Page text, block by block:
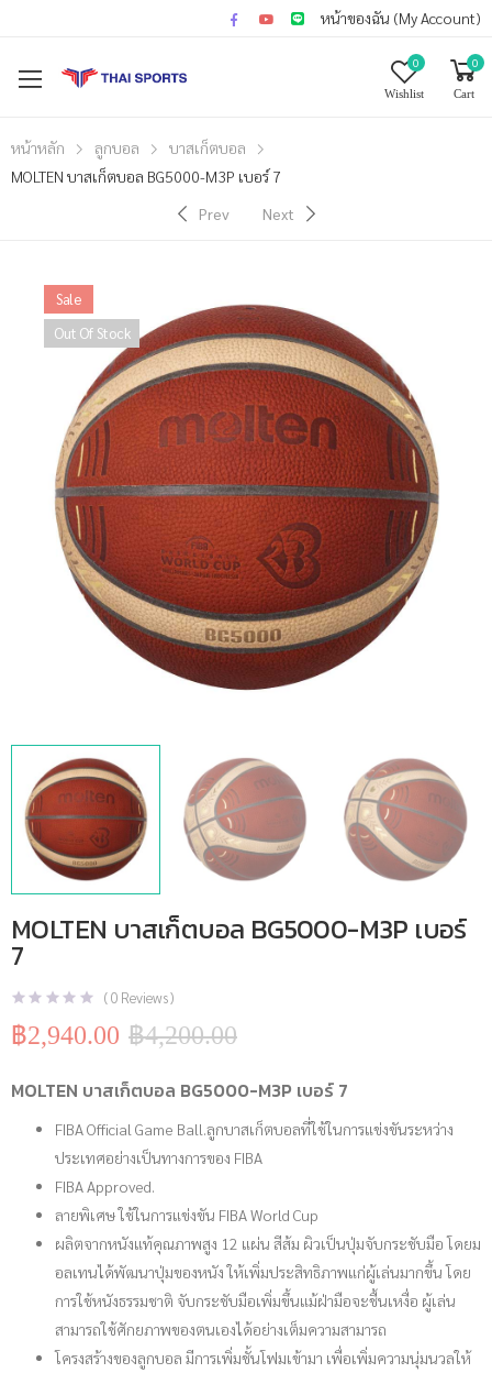
หน้าของฉัน (My Account)
0
Wishlist
0
Cart
หน้าหลัก ลูกบอล
บาสเก็ตบอล
MOLTEN บาสเก็ตบอล BG5000-M3P เบอร์ 7
Prev
Next
Sale
Out Of Stock
MOLTEN บาสเก็ตบอล BG5000-M3P เบอร์
7
(0 Reviews )
฿4,200.00
Original
฿4,200.00.
฿2,940.00
Current
฿2,940.00.
MOLTEN บาสเก็ตบอล BG5000-M3P เบอร์ 7
FIBA Official Game Ball.ลูกบาสเก็ตบอลที่ใช้ในการแข่งขันระหว่าง
ประเทศอย่างเป็นทางการของ FIBA
FIBA Approved.
ลายพิเศษ ใช้ในการแข่งขัน FIBA World Cup
ผลิตจากหนังแท้คุณภาพสูง 12 แผ่น สีส้ม ผิวเป็นปุ่มจับกระชับมือ โดยม
อลเทนได้พัฒนาปุ่มของหนัง ให้เพิ่มประสิทธิภาพแก่ผู้เล่นมากขึ้น โดย
การใช้หนังธรรมชาติ จับกระชับมือเพิ่มขึ้นแม้ฝ่ามือจะชื้นเหงื่อ ผู้เล่น
สามารถใช้ศักยภาพของตนเองได้อย่างเต็มความสามารถ
โครงสร้างของลูกบอล มีการเพิ่มชั้นโฟมเข้ามา เพื่อเพิ่มความนุ่มนวลให้